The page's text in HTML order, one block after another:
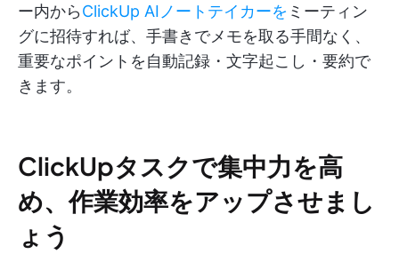
ー内からClickUp AIノートテイカーを ミーティン
グに招待すれば、手書きでメモを取る手間なく、
重要なポイントを自動記録・文字起こし・要約で
きます。
ClickUpタスクで集中力を高
め、作業効率をアップさせまし
ょう